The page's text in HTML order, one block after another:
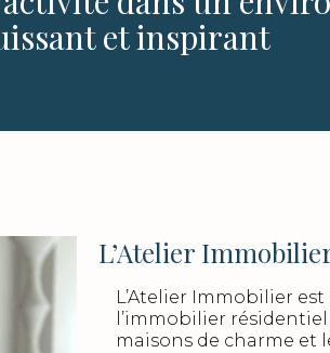
et inspirant
L’Atelier
L’Atelier Immobilier
l’immobilier
maisons de charme et